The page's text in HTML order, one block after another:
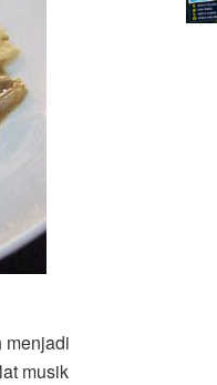
menjadi
musik